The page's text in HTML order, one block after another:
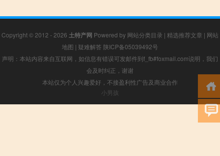
Copyright © 2012 - 2026 土特产网 Powered by 网站分类目录 | 精选推荐文章 | 网站
地图 | 疑难解答 陕ICP备05039492号
声明：本站内容来自互联网，如信息有错误可发邮件到f_fb#foxmail.com说明，我们
会及时纠正，谢谢
本站仅为个人兴趣爱好，不接盈利性广告及商业合作
小男孩